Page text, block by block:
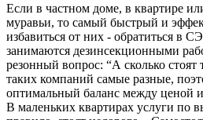
Если в частном доме, в квартире
муравьи, то самый быстрый и
избавиться от них - обратиться в
занимаются дезинсекционными
резонный вопрос: “А сколько
таких компаний самые разные,
оптимальный баланс между ценой и
В маленьких квартирах услуги по